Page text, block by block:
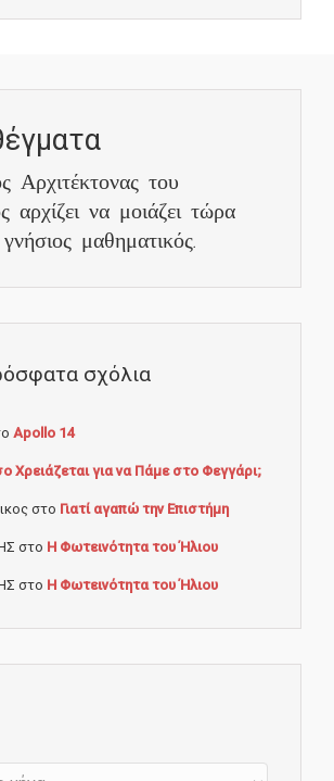
Αρχιτέκτονας του
αρχίζει να μοιάζει τώρα
μαθηματικός.
σχόλια
Apollo 14
Χρειάζεται για να Πάμε στο Φεγγάρι;
στο Γιατί αγαπώ την Επιστήμη
στο Η Φωτεινότητα του Ήλιου
στο Η Φωτεινότητα του Ήλιου